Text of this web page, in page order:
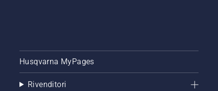
Husqvarna MyPages
Rivenditori